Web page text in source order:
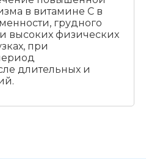
в витамине C в
грудного
высоких физических
при
длительных и